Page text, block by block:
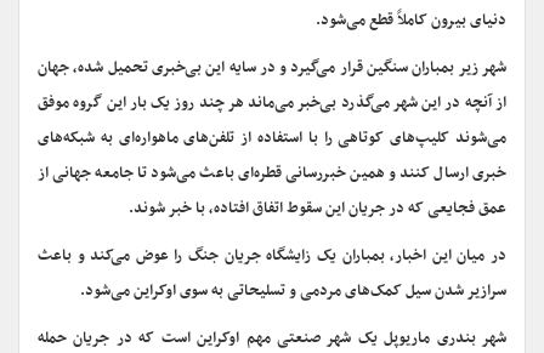
دنیای بیرون کاملاً قطع می‌شود.
شهر زیر بمباران سنگین قرار می‌گیرد و در سایه این بی‌خبری تحمیل شده، جهان
از آنچه در این شهر می‌گذرد بی‌خبر می‌ماند هر چند روز یک بار این گروه موفق
می‌شوند کلیپ‌های کوتاهی را با استفاده از تلفن‌های ماهواره‌ای به شبکه‌های
خبری ارسال کنند و همین خبررسانی قطره‌ای باعث می‌شود تا جامعه جهانی از
عمق فجایعی که در جریان این سقوط اتفاق افتاده، با خبر شوند.
در میان این اخبار، بمباران یک زایشگاه جریان جنگ را عوض می‌کند و باعث
سرازیر شدن سیل کمک‌های مردمی و تسلیحاتی به سوی اوکراین می‌شود.
شهر بندری ماریوپل یک شهر صنعتی مهم اوکراین است که در جریان حمله